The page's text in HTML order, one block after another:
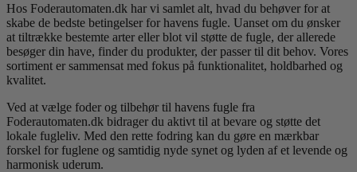
Hos Foderautomaten.dk har vi samlet alt, hvad du behøver for at
skabe de bedste betingelser for havens fugle. Uanset om du ønsker
at tiltrække bestemte arter eller blot vil støtte de fugle, der allerede
besøger din have, finder du produkter, der passer til dit behov. Vores
sortiment er sammensat med fokus på funktionalitet, holdbarhed og
kvalitet.
Ved at vælge foder og tilbehør til havens fugle fra
Foderautomaten.dk bidrager du aktivt til at bevare og støtte det
lokale fugleliv. Med den rette fodring kan du gøre en mærkbar
forskel for fuglene og samtidig nyde synet og lyden af et levende og
harmonisk uderum.